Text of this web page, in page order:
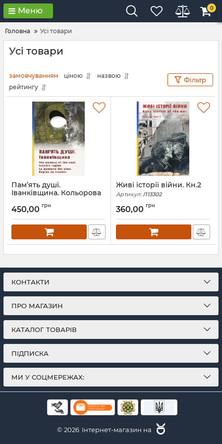
Меню 0
Головна Усі товари
Усі товари
замовчуванням ціною
назвою
рейтингу
Фільтр
Пам’ять душі.
Іванківщина. Кольорова
Артикул: Л13301
450,00 грн
Живі історії війни. Кн.2
Артикул: Л13302
360,00 грн
КОНТАКТИ
ПРО МАГАЗИН
КАТАЛОГ ТОВАРІВ
ПІДПИСКА
МИ У СОЦМЕРЕЖАХ:
© 2026 Інтернет-магазин на